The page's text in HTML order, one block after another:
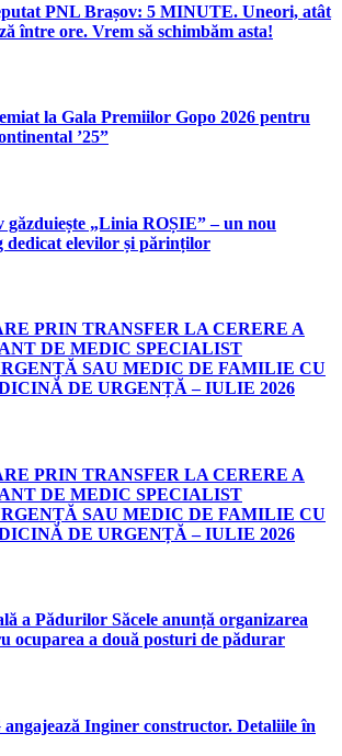
PNL Brașov: 5 MINUTE. Uneori, atât
între ore. Vrem să schimbăm asta!
la Gala Premiilor Gopo 2026 pentru
’25”
găzduiește „Linia ROȘIE” – un nou
dedicat elevilor și părinților
PRIN TRANSFER LA CERERE A
DE MEDIC SPECIALIST
SAU MEDIC DE FAMILIE CU
DE URGENȚĂ – IULIE 2026
PRIN TRANSFER LA CERERE A
DE MEDIC SPECIALIST
SAU MEDIC DE FAMILIE CU
DE URGENȚĂ – IULIE 2026
a Pădurilor Săcele anunță organizarea
ocuparea a două posturi de pădurar
Inginer constructor. Detaliile în